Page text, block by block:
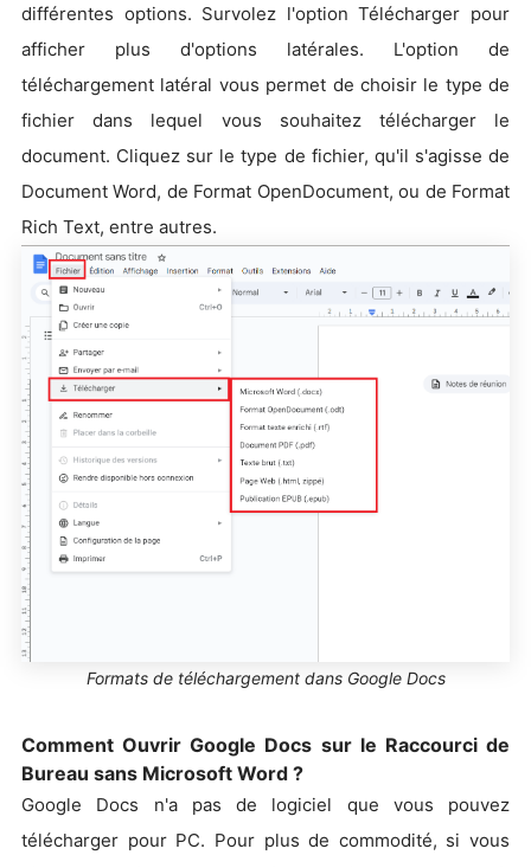
différentes options. Survolez l'option Télécharger pour
afficher plus d'options latérales. L'option de
téléchargement latéral vous permet de choisir le type de
fichier dans lequel vous souhaitez télécharger le
document. Cliquez sur le type de fichier, qu'il s'agisse de
Document Word, de Format OpenDocument, ou de Format
Rich Text, entre autres.
Formats de téléchargement dans Google Docs
Comment Ouvrir Google Docs sur le Raccourci de
Bureau sans Microsoft Word ?
Google Docs n'a pas de logiciel que vous pouvez
télécharger pour PC. Pour plus de commodité, si vous